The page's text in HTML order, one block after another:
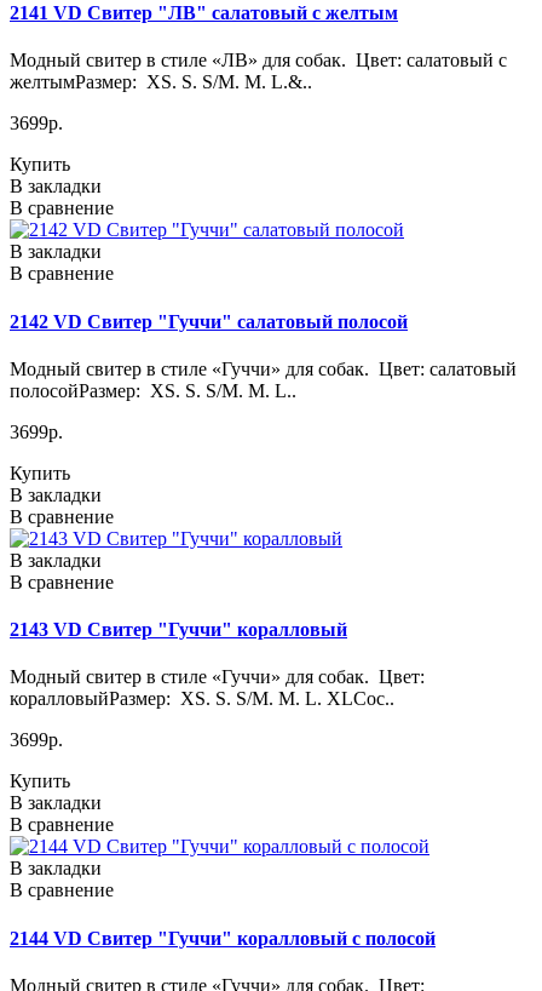
2141 VD Свитер "ЛВ" салатовый с желтым
Модный свитер в стиле «ЛВ» для собак. Цвет: салатовый с
желтымРазмер: XS. S. S/M. M. L.&..
3699р.
Купить
В закладки
В сравнение
В закладки
В сравнение
2142 VD Свитер "Гуччи" салатовый полосой
Модный свитер в стиле «Гуччи» для собак. Цвет: салатовый
полосойРазмер: XS. S. S/M. M. L..
3699р.
Купить
В закладки
В сравнение
В закладки
В сравнение
2143 VD Свитер "Гуччи" коралловый
Модный свитер в стиле «Гуччи» для собак. Цвет:
коралловыйРазмер: XS. S. S/M. M. L. XLСос..
3699р.
Купить
В закладки
В сравнение
В закладки
В сравнение
2144 VD Свитер "Гуччи" коралловый с полосой
Модный свитер в стиле «Гуччи» для собак. Цвет: